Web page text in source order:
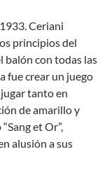
Ceriani
principios del
balón con todas las
fue crear un juego
tanto en
de amarillo y
et Or”,
alusión a sus